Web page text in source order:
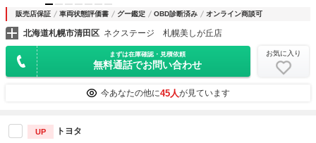
販売店保証 車両状態評価書 グー鑑定 OBD診断済み オンライン商談可
北海道札幌市清田区 ネクステージ 札幌美しが丘店
まずは在庫確認・見積依頼
無料通話でお問い合わせ
お気に入り
今あなたの他に45人が見ています
UP トヨタ